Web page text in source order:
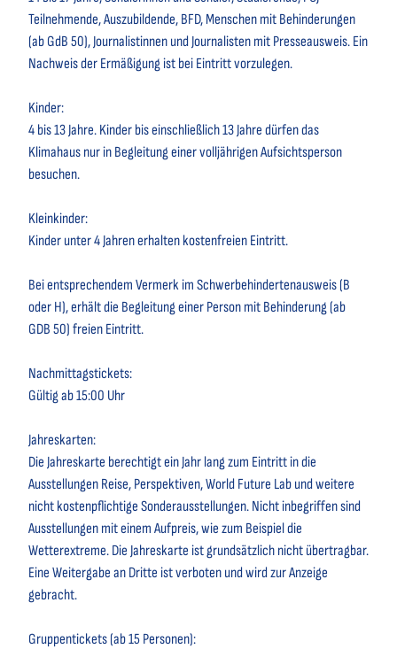
Teilnehmende, Auszubildende, BFD, Menschen mit Behinderungen
(ab GdB 50), Journalistinnen und Journalisten mit Presseausweis. Ein
Nachweis der Ermäßigung ist bei Eintritt vorzulegen.
Kinder:
4 bis 13 Jahre. Kinder bis einschließlich 13 Jahre dürfen das
Klimahaus nur in Begleitung einer volljährigen Aufsichtsperson
besuchen.
Kleinkinder:
Kinder unter 4 Jahren erhalten kostenfreien Eintritt.
Bei entsprechendem Vermerk im Schwerbehindertenausweis (B
oder H), erhält die Begleitung einer Person mit Behinderung (ab
GDB 50) freien Eintritt.
Nachmittagstickets:
Gültig ab 15:00 Uhr
Jahreskarten:
Die Jahreskarte berechtigt ein Jahr lang zum Eintritt in die
Ausstellungen Reise, Perspektiven, World Future Lab und weitere
nicht kostenpflichtige Sonderausstellungen. Nicht inbegriffen sind
Ausstellungen mit einem Aufpreis, wie zum Beispiel die
Wetterextreme. Die Jahreskarte ist grundsätzlich nicht übertragbar.
Eine Weitergabe an Dritte ist verboten und wird zur Anzeige
gebracht.
Gruppentickets (ab 15 Personen):